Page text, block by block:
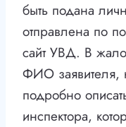
быть подана
отправлена по
сайт УВД. В
ФИО заявителя,
подробно
инспектора,